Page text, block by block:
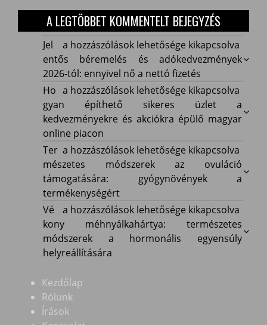
A LEGTÖBBET KOMMENTELT BEJEGYZÉS
Jelentős
béremelés
és
adókedvezmények
2026-
tól:
ennyivel
nő
nettó
fizetés
bejegyzéshez
a hozzászólások lehetősége kikapcsolva
Jel
entős béremelés és adókedvezmények
2026-tól: ennyivel nő a nettó fizetés
Hogyan
építhető
sikeres
üzlet
a
kedvezményekre
és
akciókra
épülő
online
piacon
a hozzászólások lehetősége kikapcsolva
Ho
gyan építhető sikeres üzlet a
kedvezményekre és akciókra épülő magyar
online piacon
Természetes
módszerek
az
ovuláció
támogatására:
gyógynövények
a
termékenységért
a hozzászólások lehetősége kikapcsolva
Ter
mészetes módszerek az ovuláció
támogatására: gyógynövények a
termékenységért
Vékony
méhnyálkahártya:
természetes
módszerek
hormonális
egyensúly
helyreállítására
a hozzászólások lehetősége kikapcsolva
Vé
kony méhnyálkahártya: természetes
módszerek a hormonális egyensúly
helyreállítására
Kezdőlap
Rólunk
Írások